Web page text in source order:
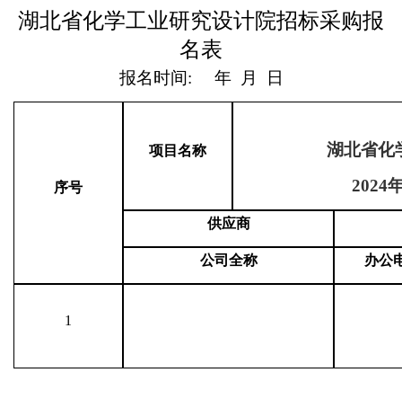
湖北省化学工业研究设计院招标采购报
名表
报名时间: 年 月 日
序号
项目 名称
湖北省化
2024
供应商
公司全称 办公
1